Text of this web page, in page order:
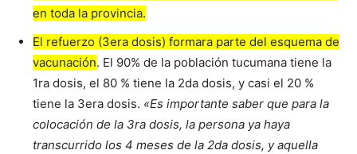
en toda la provincia.
El refuerzo (3era dosis) formara parte del esquema de
vacunación. El 90% de la población tucumana tiene la
1ra dosis, el 80 % tiene la 2da dosis, y casi el 20 %
tiene la 3era dosis. «Es importante saber que para la
colocación de la 3ra dosis, la persona ya haya
transcurrido los 4 meses de la 2da dosis, y aquella